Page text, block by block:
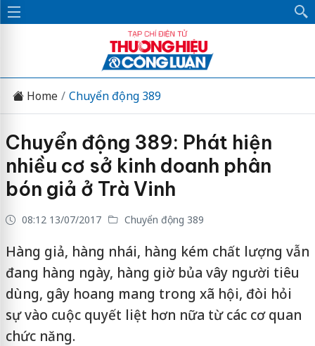
Home Chuyển động 389
Chuyển động 389: Phát hiện
nhiều cơ sở kinh doanh phân
bón giả ở Trà Vinh
08:12 13/07/2017 Chuyển động 389
Hàng giả, hàng nhái, hàng kém chất lượng vẫn
đang hàng ngày, hàng giờ bủa vây người tiêu
dùng, gây hoang mang trong xã hội, đòi hỏi
sự vào cuộc quyết liệt hơn nữa từ các cơ quan
chức năng.